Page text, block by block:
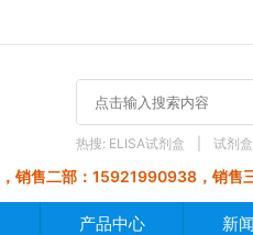
热搜: ELISA试剂盒 试剂
销售二部：15921990938，销
产品中心 新